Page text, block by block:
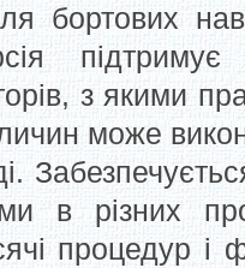
бортових
з якими
може
в різних
процедур і